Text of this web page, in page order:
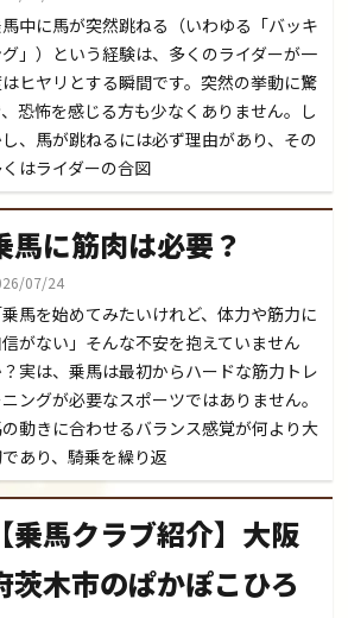
中に馬が突然跳ねる（いわゆる「バッキ
」）という経験は、多くのライダーが一
ヒヤリとする瞬間です。突然の挙動に驚
、恐怖を感じる方も少なくありません。し
、馬が跳ねるには必ず理由があり、その
はライダーの合図
馬に筋肉は必要？
07/24
馬を始めてみたいけれど、体力や筋力に
信がない」そんな不安を抱えていません
実は、乗馬は最初からハードな筋力トレ
ングが必要なスポーツではありません。
動きに合わせるバランス感覚が何より大
あり、騎乗を繰り返
【乗馬クラブ紹介】大阪
茨木市のぱかぽこひろ